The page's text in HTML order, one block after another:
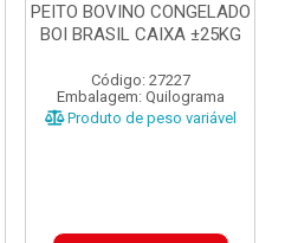
PEITO BOVINO CONGELADO
BOI BRASIL CAIXA ±25KG
Código: 27227
Embalagem: Quilograma
Produto de peso variável